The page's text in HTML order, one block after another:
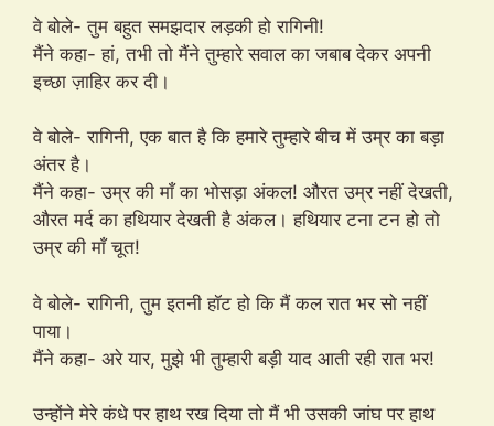
वे बोले- तुम बहुत समझदार लड़की हो रागिनी!
मैंने कहा- हां, तभी तो मैंने तुम्हारे सवाल का जबाब देकर अपनी
इच्छा ज़ाहिर कर दी।
वे बोले- रागिनी, एक बात है कि हमारे तुम्हारे बीच में उम्र का बड़ा
अंतर है।
मैंने कहा- उम्र की माँ का भोसड़ा अंकल! औरत उम्र नहीं देखती,
औरत मर्द का हथियार देखती है अंकल। हथियार टना टन हो तो
उम्र की माँ चूत!
वे बोले- रागिनी, तुम इतनी हॉट हो कि मैं कल रात भर सो नहीं
पाया।
मैंने कहा- अरे यार, मुझे भी तुम्हारी बड़ी याद आती रही रात भर!
उन्होंने मेरे कंधे पर हाथ रख दिया तो मैं भी उसकी जांघ पर हाथ